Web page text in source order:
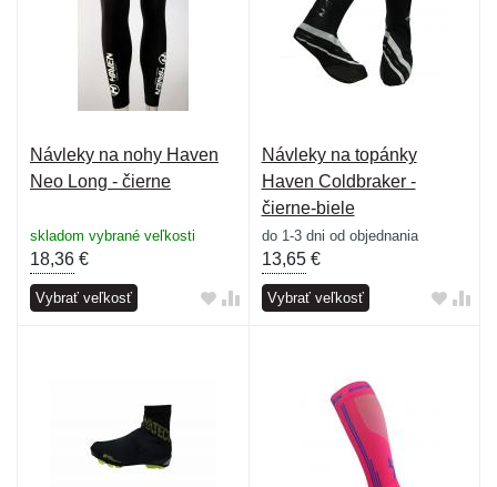
Návleky na nohy Haven
Neo Long - čierne
skladom vybrané veľkosti
18,36 €
Vybrať veľkosť
Návleky na topánky
Haven Coldbraker -
čierne-biele
do 1-3 dni od objednania
13,65€
Vybrať veľkosť